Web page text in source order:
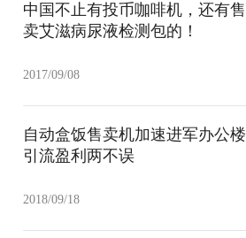
中国不止有投币咖啡机，还有售
卖艾滋病尿液检测包的！
2017/09/08
自动盒饭售卖机加速进军办公楼
引流盈利两不误
2018/09/18